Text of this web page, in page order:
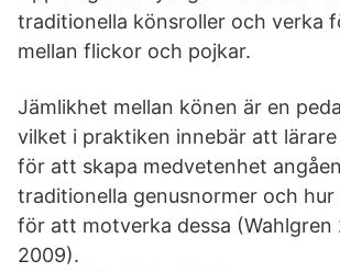
traditionella könsroller och verka
mellan flickor och pojkar.
Jämlikhet mellan könen är en
vilket i praktiken innebär att
för att skapa medvetenhet
traditionella genusnormer och hur
för att motverka dessa (Wahlgren
2009).